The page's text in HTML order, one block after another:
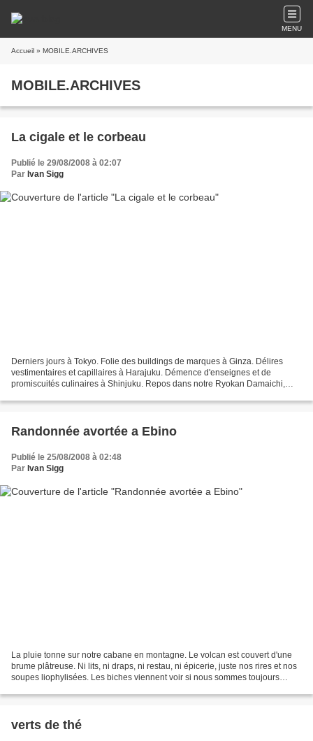
MENU
Accueil » MOBILE.ARCHIVES
MOBILE.ARCHIVES
La cigale et le corbeau
Publié le 29/08/2008 à 02:07
Par Ivan Sigg
Derniers jours à Tokyo. Folie des buildings de marques à Ginza. Délires
vestimentaires et capillaires à Harajuku. Démence d'enseignes et de
promiscuités culinaires à Shinjuku. Repos dans notre Ryokan Damaichi,
Randonnée avortée a Ebino
Publié le 25/08/2008 à 02:48
Par Ivan Sigg
La pluie tonne sur notre cabane en montagne. Le volcan est couvert d'une
brume plâtreuse. Ni lits, ni draps, ni restau, ni épicerie, juste nos rires et nos
soupes liophylisées. Les biches viennent voir si nous sommes toujours
verts de thé